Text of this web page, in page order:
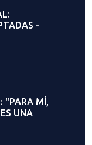
-
"PARA MÍ,
UNA